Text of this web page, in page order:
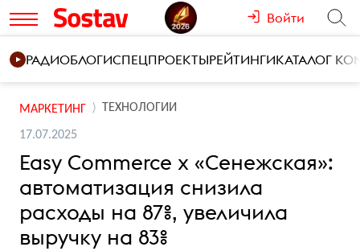
Войти
РАДИОБЛОГИСПЕЦПРОЕКТЫРЕЙТИНГИКАТАЛОГ
МАРКЕТИНГ ТЕХНОЛОГИИ
17.07.2025
Easy Commerce x «Сенежская»:
автоматизация снизила
расходы на 87%, увеличила
выручку на 83%